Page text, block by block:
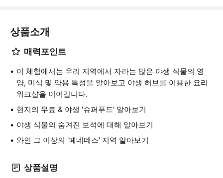
상품소개
매력포인트
이 체험에서는 우리 지역에서 자라는 많은 야생 식물의 영
양, 미식 및 약용 특성을 알아보고 야생 허브를 이용한 요리
워크샵을 이어갑니다.
현지의 무료 & 야생 '슈퍼푸드' 알아보기
야생 식물의 숨겨진 보석에 대해 알아보기
와인 그 이상의 '페네데스' 지역 알아보기
상품설명